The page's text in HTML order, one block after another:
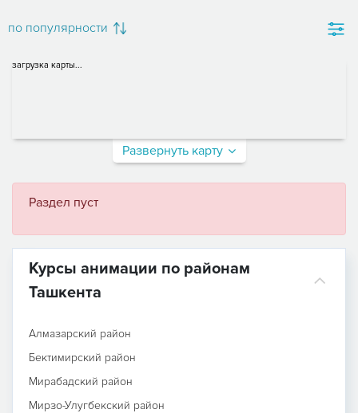
по популярности
загрузка карты...
Развернуть карту
Раздел пуст
Курсы анимации по районам
Ташкента
Алмазарский район
Бектимирский район
Мирабадский район
Мирзо-Улугбекский район